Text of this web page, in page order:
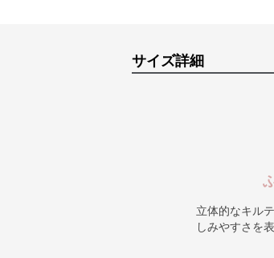
サイズ詳細
立体的なキル
しみやすさを